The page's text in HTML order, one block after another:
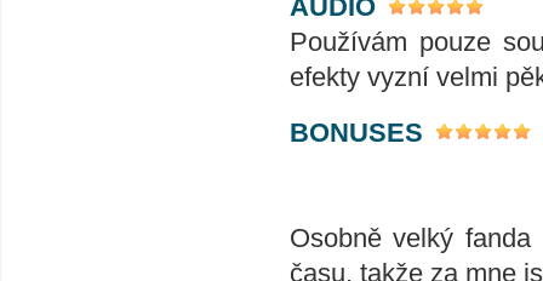
AUDIO
Používám pouze
efekty vyzní velmi
BONUSES
Osobně velký
času, takže za mne